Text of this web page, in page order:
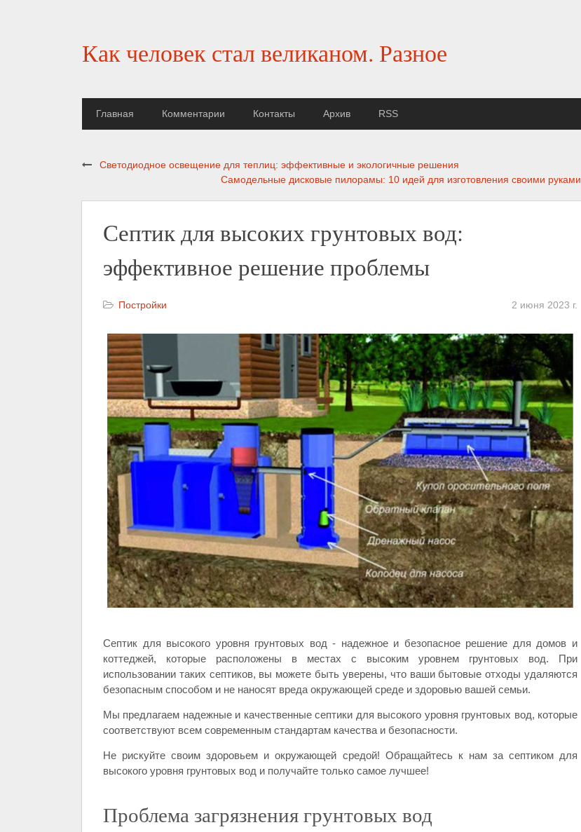
Как человек стал великаном. Разное
Главная Комментарии Контакты Архив RSS
Светодиодное освещение для теплиц: эффективные и экологичные решения
Самодельные дисковые пилорамы: 10 идей для изготовления своими руками
Септик для высоких грунтовых вод:
эффективное решение проблемы
Постройки 2 июня 2023 г.
Септик для высокого уровня грунтовых вод - надежное и безопасное решение для домов и
коттеджей, которые расположены в местах с высоким уровнем грунтовых вод. При
использовании таких септиков, вы можете быть уверены, что ваши бытовые отходы удаляются
безопасным способом и не наносят вреда окружающей среде и здоровью вашей семьи.
Мы предлагаем надежные и качественные септики для высокого уровня грунтовых вод, которые
соответствуют всем современным стандартам качества и безопасности.
Не рискуйте своим здоровьем и окружающей средой! Обращайтесь к нам за септиком для
высокого уровня грунтовых вод и получайте только самое лучшее!
Проблема загрязнения грунтовых вод